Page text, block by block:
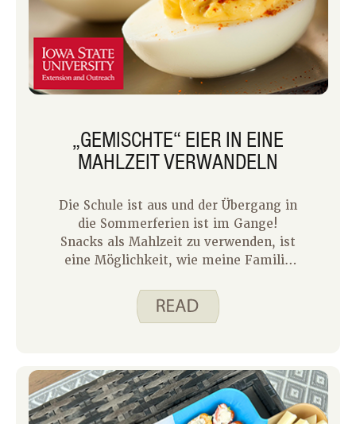
„GEMISCHTE“ EIER IN EINE
MAHLZEIT VERWANDELN
Die Schule ist aus und der Übergang in
die Sommerferien ist im Gange!
Snacks als Mahlzeit zu verwenden, ist
eine Möglichkeit, wie meine Familie
den letzten Wochen hat unser Team
ihre Lieblingssnacks geteilt, die auch
wenig Aufwand ist, um uns mehr Zeit
draußen zu ermöglichen, ist ein
Gewinn!